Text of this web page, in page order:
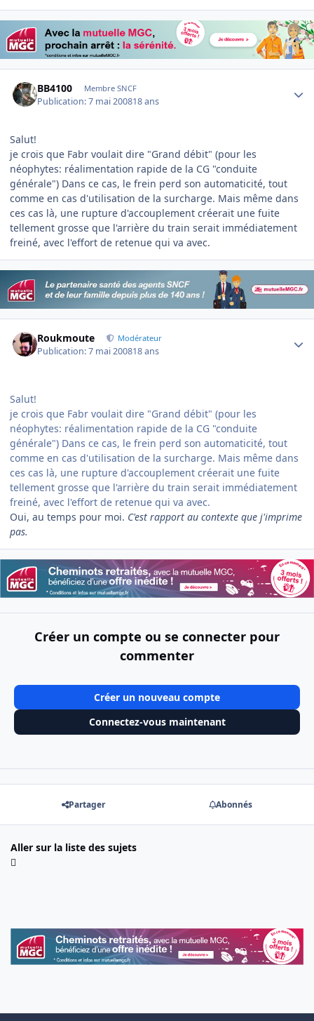
BB4100 Membre SNCF
Publication:7 mai 200818 ans
Salut!
je crois que Fabr voulait dire "Grand débit" (pour les
néophytes: réalimentation rapide de la CG "conduite
générale") Dans ce cas, le frein perd son automaticité, tout
comme en cas d'utilisation de la surcharge. Mais même dans
ces cas là, une rupture d'accouplement créerait une fuite
tellement grosse que l'arrière du train serait immédiatement
freiné, avec l'effort de retenue qui va avec.
Roukmoute Modérateur
Publication:7 mai 200818 ans
Salut!
je crois que Fabr voulait dire "Grand débit" (pour les
néophytes: réalimentation rapide de la CG "conduite
générale") Dans ce cas, le frein perd son automaticité, tout
comme en cas d'utilisation de la surcharge. Mais même dans
ces cas là, une rupture d'accouplement créerait une fuite
tellement grosse que l'arrière du train serait immédiatement
freiné, avec l'effort de retenue qui va avec.
Oui, au temps pour moi. C'est rapport au contexte que j'imprime
pas.
Créer un compte ou se connecter pour
commenter
Créer un nouveau compte
Connectez-vous maintenant
Partager Abonnés
Aller sur la liste des sujets